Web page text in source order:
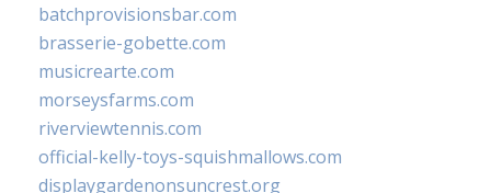
batchprovisionsbar.com
brasserie-gobette.com
musicrearte.com
morseysfarms.com
riverviewtennis.com
official-kelly-toys-squishmallows.com
displaygardenonsuncrest.org